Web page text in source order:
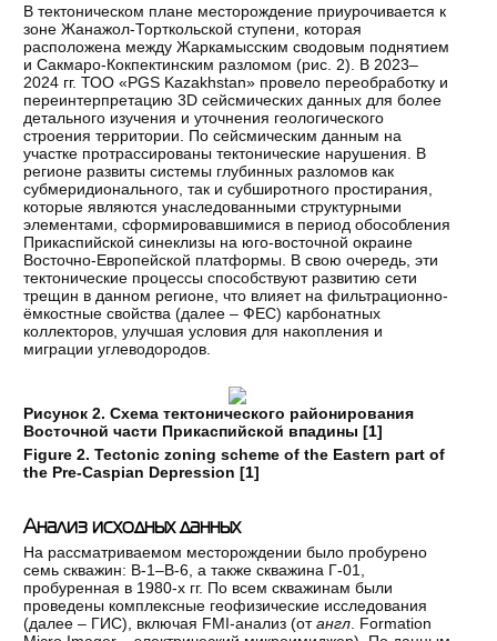
В тектоническом плане месторождение приурочивается к
зоне Жанажол-Торткольской ступени, которая
расположена между Жаркамысским сводовым поднятием
и Сакмаро-Кокпектинским разломом (рис. 2). В 2023–
2024 гг. ТОО «PGS Kazakhstan» провело переобработку и
переинтерпретацию 3D сейсмических данных для более
детального изучения и уточнения геологического
строения территории. По сейсмическим данным на
участке протрассированы тектонические нарушения. В
регионе развиты системы глубинных разломов как
субмеридионального, так и субширотного простирания,
которые являются унаследованными структурными
элементами, сформировавшимися в период обособления
Прикаспийской синеклизы на юго-восточной окраине
Восточно-Европейской платформы. В свою очередь, эти
тектонические процессы способствуют развитию сети
трещин в данном регионе, что влияет на фильтрационно-
ёмкостные свойства (далее – ФЕС) карбонатных
коллекторов, улучшая условия для накопления и
миграции углеводородов.
Рисунок 2. Схема тектонического районирования
Восточной части Прикаспийской впадины [1]
Figure 2. Tectonic zoning scheme of the Eastern part of
the Pre-Caspian Depression [1]
Анализ исходных данных
На рассматриваемом месторождении было пробурено
семь скважин: В-1–В-6, а также скважина Г-01,
пробуренная в 1980-х гг. По всем скважинам были
проведены комплексные геофизические исследования
(далее – ГИС), включая FMI-анализ (отангл . Formation